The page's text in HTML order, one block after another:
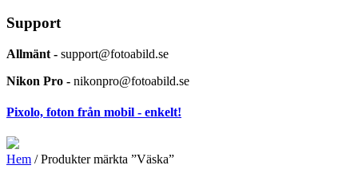
Support
Allmänt - support@fotoabild.se
Nikon Pro - nikonpro@fotoabild.se
Pixolo, foton från mobil - enkelt!
Hem / Produkter märkta ”Väska”